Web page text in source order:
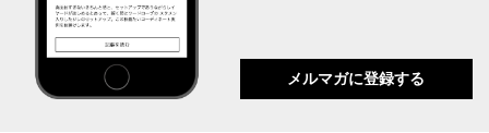
メルマガに登録する